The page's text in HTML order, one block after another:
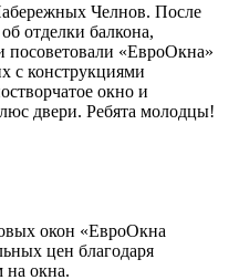
Челнов. После
отделки балкона,
посоветовали «ЕвроОкна»
с конструкциями
окно и
двери. Ребята молодцы!
окон «ЕвроОкна
цен благодаря
на окна.